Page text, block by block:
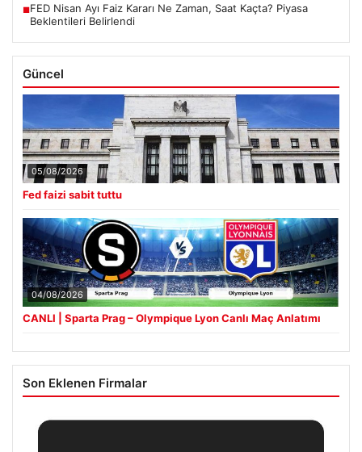
■FED Nisan Ayı Faiz Kararı Ne Zaman, Saat Kaçta? Piyasa
Beklentileri Belirlendi
Güncel
05/08/2026
Fed faizi sabit tuttu
04/08/2026
CANLI | Sparta Prag – Olympique Lyon Canlı Maç Anlatımı
Son Eklenen Firmalar